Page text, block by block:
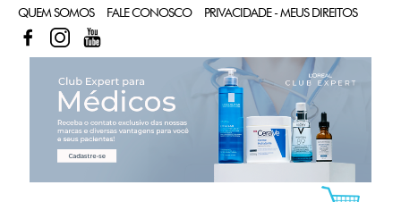
QUEM SOMOS FALE CONOSCO PRIVACIDADE - MEUS DIREITOS
FACEBOOKINSTAGRAM